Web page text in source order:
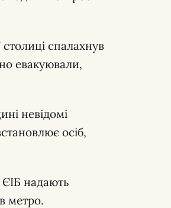
столиці спалахнув
евакуювали,
невідомі
осіб,
надають
метро.